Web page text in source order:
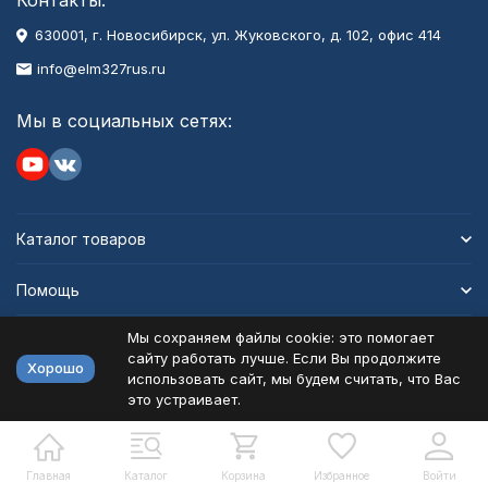
Главная Каталог Корзина Избранное Войти
630001, г. Новосибирск, ул. Жуковского, д. 102, офис 414
info@elm327rus.ru
Мы в социальных сетях:
Каталог товаров
Помощь
Политика персональных данных
Разработано в bodysite.ru
Хорошо
Мы сохраняем файлы cookie: это помогает
сайту работать лучше. Если Вы продолжите
использовать сайт, мы будем считать, что Вас
это устраивает.